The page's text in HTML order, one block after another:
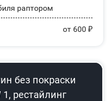
раптором
от 600 ₽
без покраски
рестайлинг